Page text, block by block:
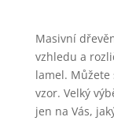
Masivní
vzhledu a
lamel.
vzor. Velký
jen na Vás,